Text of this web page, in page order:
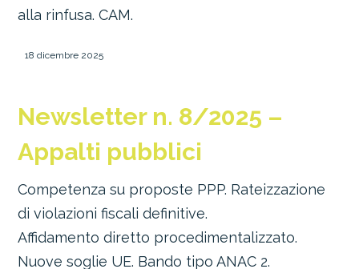
alla rinfusa. CAM.
18 dicembre 2025
Newsletter n. 8/2025 –
Appalti pubblici
Competenza su proposte PPP. Rateizzazione
di violazioni fiscali definitive.
Affidamento diretto procedimentalizzato.
Nuove soglie UE. Bando tipo ANAC 2.